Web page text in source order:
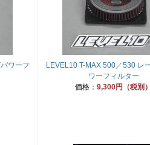
ワーフ
LEVEL10 T-MAX 500／530 レ
ワーフィルター
価格： 9,300円（税別）